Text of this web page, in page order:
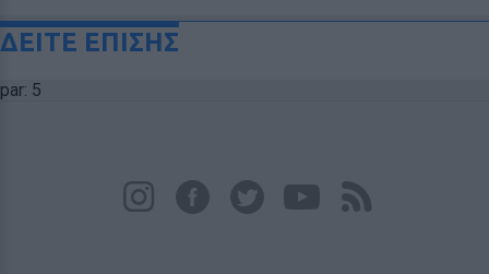
ΔΕΙΤΕ ΕΠΙΣΗΣ
par: 5